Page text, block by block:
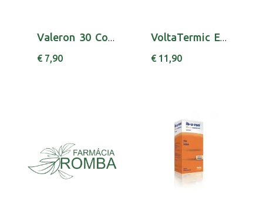
Valeron 30 Comp X 30 comps
€ 7,90
VoltaTermic Emplastro térmico não medicamento...
€ 11,90